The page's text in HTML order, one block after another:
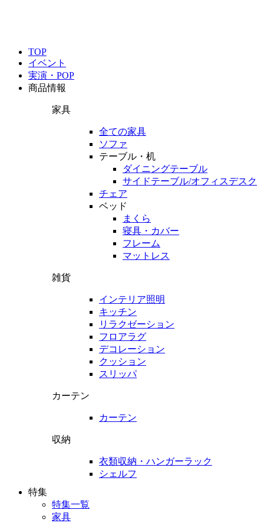
TOP
イベント
実演・POP
商品情報
家具
全ての家具
ソファ
テーブル・机
ダイニングテーブル
サイドテーブル/オフィスデスク
チェア
ベッド
まくら
寝具・カバー
フレーム
マットレス
雑貨
インテリア照明
キッチン
リラクゼーション
フロアラグ
デコレーション
クッション
スリッパ
カーテン
カーテン
収納
衣類収納・ハンガーラック
シェルフ
特集
特集一覧
家具